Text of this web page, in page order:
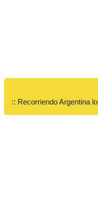
:: Recorriendo Argentina